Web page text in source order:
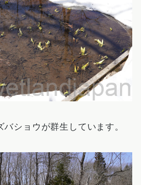
ショウが群生しています。